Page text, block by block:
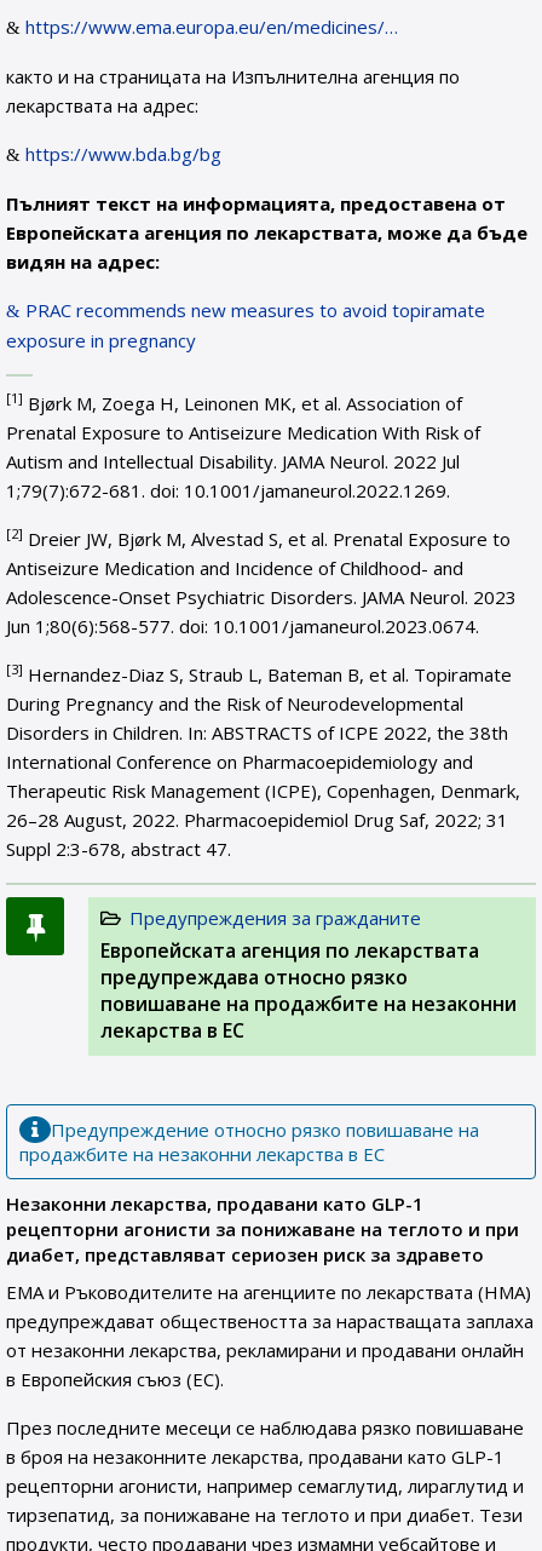
https://www.ema.europa.eu/en/medicines/…
както и на страницата на Изпълнителна агенция по
лекарствата на адрес:
https://www.bda.bg/bg
Пълният текст на информацията, предоставена от
Европейската агенция по лекарствата, може да бъде
видян на адрес:
PRAC recommends new measures to avoid topiramate
exposure in pregnancy
[1] Bjørk M, Zoega H, Leinonen MK, et al. Association of
Prenatal Exposure to Antiseizure Medication With Risk of
Autism and Intellectual Disability. JAMA Neurol. 2022 Jul
1;79(7):672-681. doi: 10.1001/jamaneurol.2022.1269.
[2] Dreier JW, Bjørk M, Alvestad S, et al. Prenatal Exposure to
Antiseizure Medication and Incidence of Childhood- and
Adolescence-Onset Psychiatric Disorders. JAMA Neurol. 2023
Jun 1;80(6):568-577. doi: 10.1001/jamaneurol.2023.0674.
[3] Hernandez-Diaz S, Straub L, Bateman B, et al. Topiramate
During Pregnancy and the Risk of Neurodevelopmental
Disorders in Children. In: ABSTRACTS of ICPE 2022, the 38th
International Conference on Pharmacoepidemiology and
Therapeutic Risk Management (ICPE), Copenhagen, Denmark,
26–28 August, 2022. Pharmacoepidemiol Drug Saf, 2022; 31
Suppl 2:3-678, abstract 47.
Предупреждения за гражданите
Европейската агенция по лекарствата
предупреждава относно рязко
повишаване на продажбите на незаконни
лекарства в ЕС
Предупреждение относно рязко повишаване на
продажбите на незаконни лекарства в ЕС
Незаконни лекарства, продавани като GLP-1
рецепторни агонисти за понижаване на теглото и при
диабет, представляват сериозен риск за здравето
EMA и Ръководителите на агенциите по лекарствата (HMA)
предупреждават обществеността за нарастващата заплаха
от незаконни лекарства, рекламирани и продавани онлайн
в Европейския съюз (EС).
През последните месеци се наблюдава рязко повишаване
в броя на незаконните лекарства, продавани като GLP-1
рецепторни агонисти, например семаглутид, лираглутид и
тирзепатид, за понижаване на теглото и при диабет. Тези
продукти, често продавани чрез измамни уебсайтове и